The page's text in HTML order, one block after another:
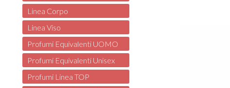
Linea Corpo
Linea Viso
Profumi Equivalenti UOMO
Profumi Equivalenti Unisex
Profumi Linea TOP